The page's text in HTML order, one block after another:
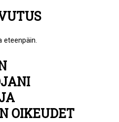
eteenpäin.
OIKEUDET